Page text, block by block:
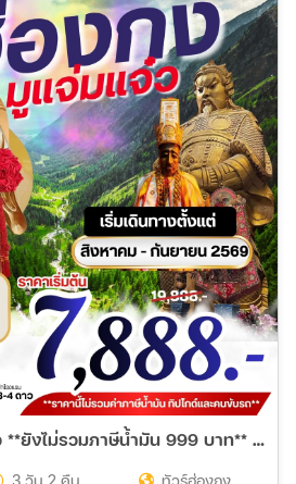
ทัวร์ฮ่องกง มูแจ่มแจ๋ว **ยังไม่รวมภาษีน้ำมัน 999 บาท** 3วัน 2คืน (NX)